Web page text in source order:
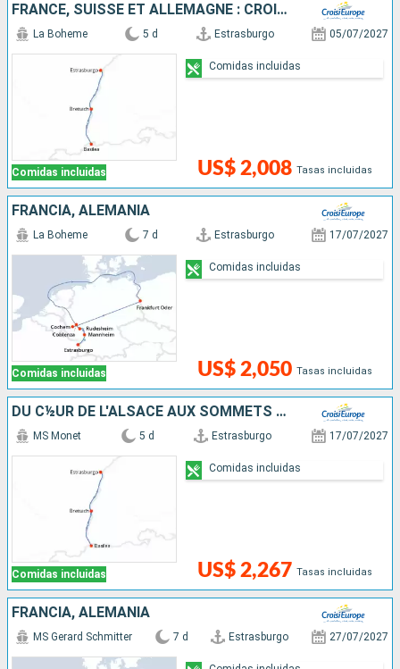
FRANCE, SUISSE ET ALLEMAGNE : CROISIÈRE SUR LE RHIN VERS LA RÉGION DES 3 PAYS ET VOYAGE À BORD DU TRAIN "GLACIER EXPRESS"
Comidas incluidas
La Boheme 5 d Estrasburgo 05/07/2027
US$ 2,008 Tasas incluidas
Comidas incluidas
FRANCIA, ALEMANIA
Comidas incluidas
La Boheme 7 d Estrasburgo 17/07/2027
US$ 2,050 Tasas incluidas
Comidas incluidas
DU C½UR DE L'ALSACE AUX SOMMETS DES ALPES SUISSES
Comidas incluidas
MS Monet 5 d Estrasburgo 17/07/2027
US$ 2,267 Tasas incluidas
Comidas incluidas
FRANCIA, ALEMANIA
MS Gerard Schmitter 7 d Estrasburgo 27/07/2027